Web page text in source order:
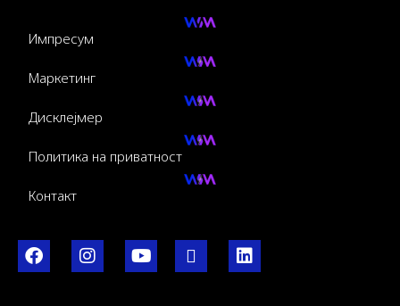
Импресум
Маркетинг
Дисклејмер
Политика на приватност
Контакт
F
a
I
n
Y
o
I
c
L
i